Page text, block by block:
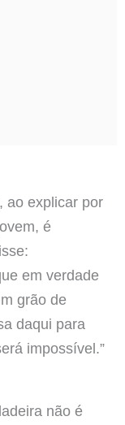
ao explicar por
é
em verdade
grão de
daqui para
impossível.”
não é